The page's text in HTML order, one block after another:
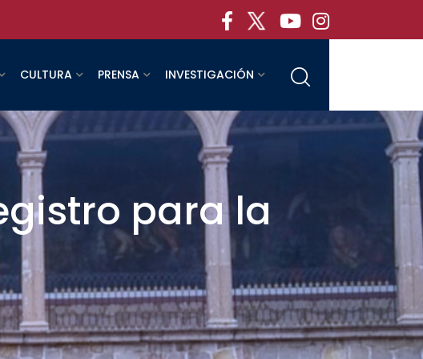
CULTURA PRENSA INVESTIGACIÓN
para la